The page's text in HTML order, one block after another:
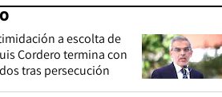
a escolta de
Cordero termina con
tras persecución